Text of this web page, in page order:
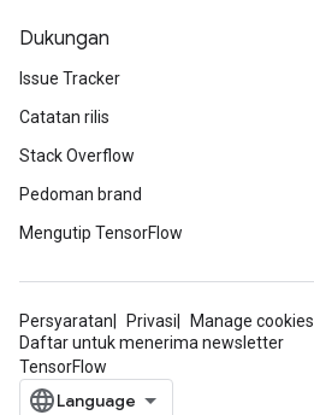
Dukungan
Issue Tracker
Catatan rilis
Stack Overflow
Pedoman brand
Mengutip TensorFlow
Persyaratan Privasi
Manage cookies
Daftar untuk menerima newsletter
TensorFlow